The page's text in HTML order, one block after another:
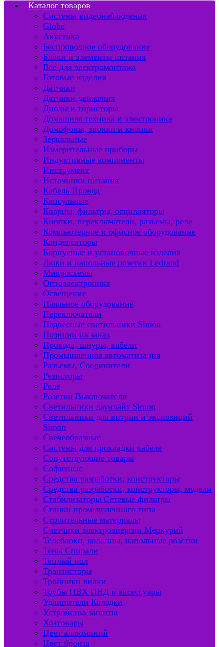
Каталог товаров
Системы видеонаблюдения
Globe
Акустика
Беспроводное оборудование
Блоки и элементы питания
Все для электромонтажа
Готовые изделия
Датчики
Датчики движения
Диоды и тиристоры
Домашняя техника и электроника
Домофоны, звонки и кнопки
Зеркальные
Измерительные приборы
Индуктивные компоненты
Инструмент
Источники питания
Кабель Провод
Капсульные
Кварцы, фильтры, осцилляторы
Кнопки, переключатели, разъемы, реле
Компьютерное и офисное оборудование
Конденсаторы
Корпусные и установочные изделия
Люки и напольные розетки Ledrand
Микросхемы
Оптоэлектроника
Освещение
Паяльное оборудование
Переключатели
Подвесные светильники Simon
Позиции на заказ
Провода, шнуры, кабели
Промышленная автоматизация
Разъемы, Соединители
Резисторы
Реле
Розетки Выключатели
Светильники даунлайт Simon
Светильники для витрин и экспозиций
Simon
Свечеобразные
Системы для прокладки кабеля
Сопутствующие товары
Софитные
Средства разработки, конструкторы
Средства разработки, конструкторы, модели
Стабилизаторы Сетевые фильтры
Станки промышленного типа
Строительные материалы
Счетчики электроэнергии Меркурий
Телеблоки, колонны, напольные розетки
Тены Спирали
Теплый пол
Транзисторы
Тройники вилки
Трубы ПВХ ПНД и аксессуары
Удлинители Колодки
Устройства защиты
Хозтовары
Цвет аллюминий
Цвет бронза